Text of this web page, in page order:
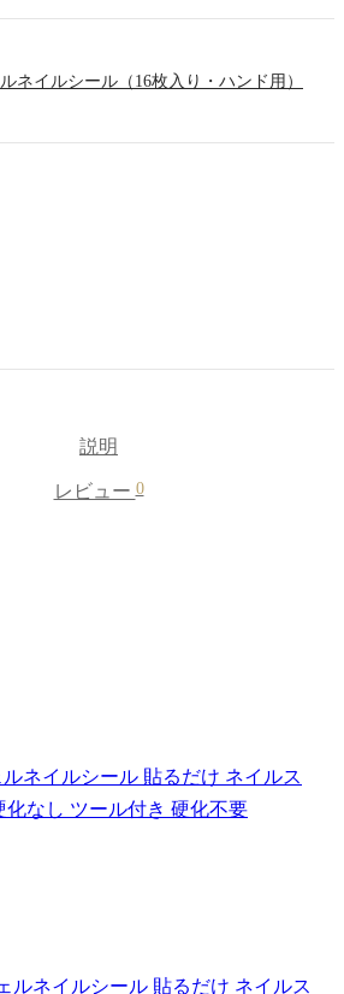
ネイルシール（16枚入り・ハンド用）
説明
レビュー0
ネイルシール 貼るだけ ネイルス
化なし ツール付き 硬化不要
ルネイルシール 貼るだけ ネイルス